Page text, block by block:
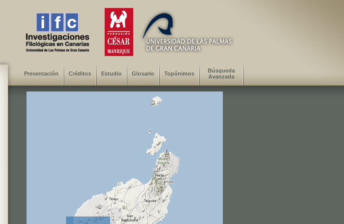
Presentación Créditos Estudio Glosario Topónimos
Búsqueda
Avanzada